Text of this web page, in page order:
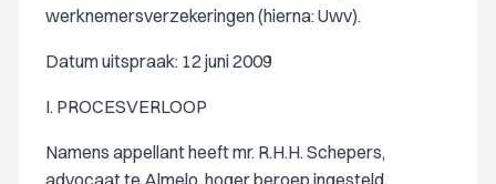
werknemersverzekeringen (hierna: Uwv).
Datum uitspraak: 12 juni 2009
I. PROCESVERLOOP
Namens appellant heeft mr. R.H.H. Schepers,
advocaat te Almelo, hoger beroep ingesteld.